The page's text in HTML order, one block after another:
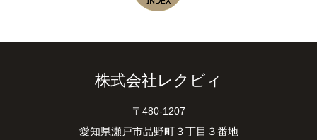
株式会社レクビィ
〒480-1207
愛知県瀬戸市品野町３丁目３番地